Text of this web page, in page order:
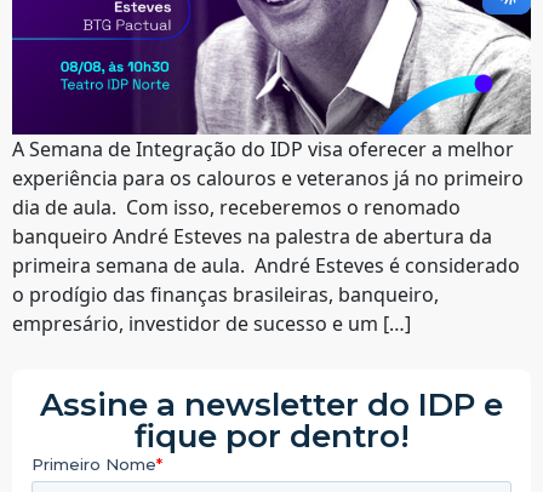
A Semana de Integração do IDP visa oferecer a melhor
experiência para os calouros e veteranos já no primeiro
dia de aula. Com isso, receberemos o renomado
banqueiro André Esteves na palestra de abertura da
primeira semana de aula. André Esteves é considerado
o prodígio das finanças brasileiras, banqueiro,
empresário, investidor de sucesso e um […]
Assine a newsletter do IDP e
fique por dentro!